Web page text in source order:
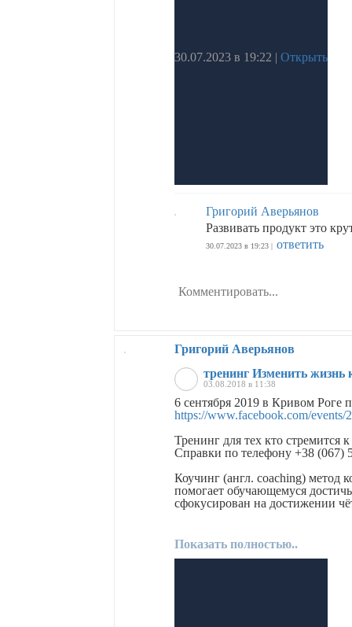
30.07.2023 в 19:22 | Открыть
Григорий Аверьянов
Развивать продукт это
30.07.2023 в 19:23 | ответить
Григорий Аверьянов
тренинг Изменить
03.08.2018 в 11:38
6 сентября 2019 в Кривом Роге
https://www.facebook.com/events/
Тренинг для тех кто стремится
Справки по телефону +38 (067)
Коучинг (англ. coaching) метод
помогает обучающемуся
сфокусирован на достижении
Показать полностью..